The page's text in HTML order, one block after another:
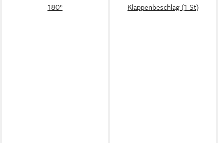
180°
Klappenbeschlag (1 St)